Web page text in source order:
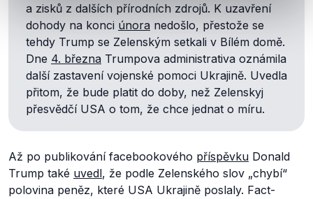
a zisků z dalších přírodních zdrojů. K uzavření
dohody na konci února nedošlo, přestože se
tehdy Trump se Zelenským setkali v Bílém domě.
Dne 4. března Trumpova administrativa oznámila
další zastavení vojenské pomoci Ukrajině. Uvedla
přitom, že bude platit do doby, než Zelenskyj
přesvědčí USA o tom, že chce jednat o míru.
Až po publikování facebookového příspěvku Donald
Trump také uvedl, že podle Zelenského slov „chybí“
polovina peněz, které USA Ukrajině poslaly. Fact-